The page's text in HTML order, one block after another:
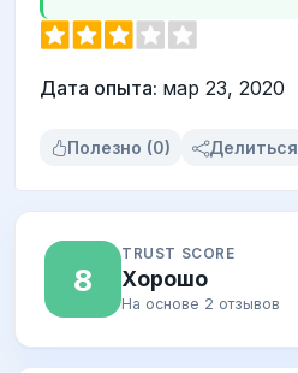
Дата опыта: мар 23, 2020
Полезно (0) Делиться
8
TRUST SCORE
Хорошо
На основе 2 отзывов